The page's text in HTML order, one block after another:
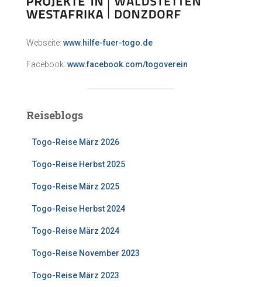
Webseite: www.hilfe-fuer-togo.de
Facebook: www.facebook.com/togoverein
Reiseblogs
Togo-Reise März 2026
Togo-Reise Herbst 2025
Togo-Reise März 2025
Togo-Reise Herbst 2024
Togo-Reise März 2024
Togo-Reise November 2023
Togo-Reise März 2023